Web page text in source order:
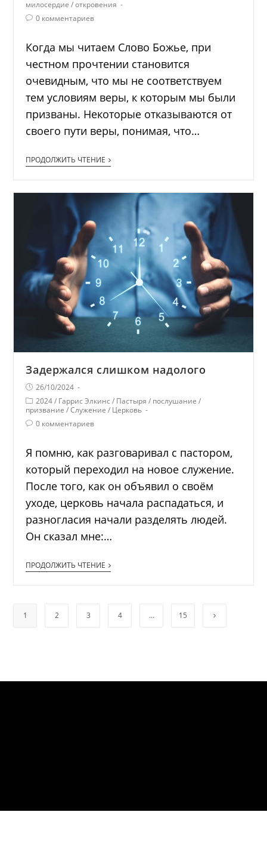
милосердие / откровения
0 комментариев
Когда мы читаем Слово Божье, при
честном прочтении становится
очевидным, что мы не соответствуем
тем условиям веры, к которым мы были
призваны. Некоторые отказываются от
своего пути веры, понимая, что…
ПРОДОЛЖИТЬ ЧТЕНИЕ
Задержался слишком надолого
26/10/2024
2024 / Гаррис Элкинс / Пастыря / послушание /
призвание / Служение / Церковь
0 комментариев
Я помню, как разговаривал с пастором,
который переходил на новое служение.
После того, как он объявил о своём
уходе, церковь начала распадаться, и
разногласия начали разделять людей.
Он сказал мне:…
ПРОДОЛЖИТЬ ЧТЕНИЕ
1 2 3 4 … 15